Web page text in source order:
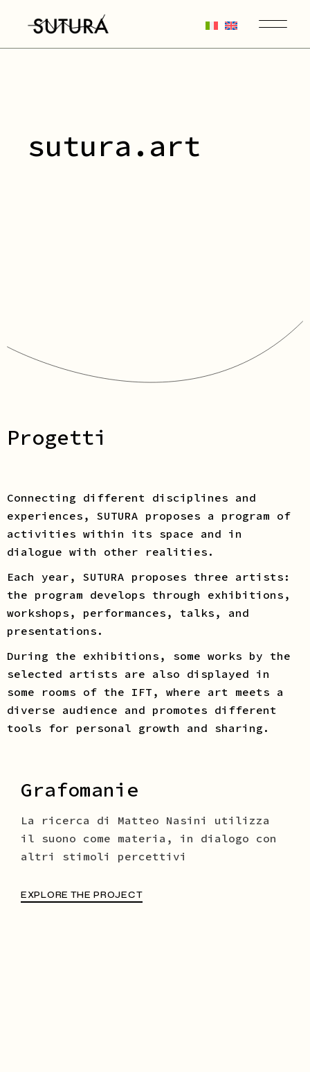
sutura.art
Progetti
Connecting different disciplines and
experiences, SUTURA proposes a program of
activities within its space and in
dialogue with other realities.
Each year, SUTURA proposes three artists:
the program develops through exhibitions,
workshops, performances, talks, and
presentations.
During the exhibitions, some works by the
selected artists are also displayed in
some rooms of the IFT, where art meets a
diverse audience and promotes different
tools for personal growth and sharing.
Grafomanie
La ricerca di Matteo Nasini utilizza
il suono come materia, in dialogo con
altri stimoli percettivi
EXPLORE THE PROJECT